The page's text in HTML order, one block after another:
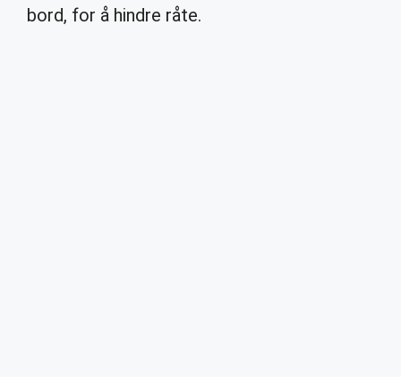
bord, for å hindre råte.